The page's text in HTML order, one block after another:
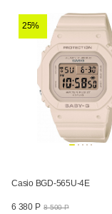
25%
Casio BGD-565U-4E
6 380 Р 8 500 Р